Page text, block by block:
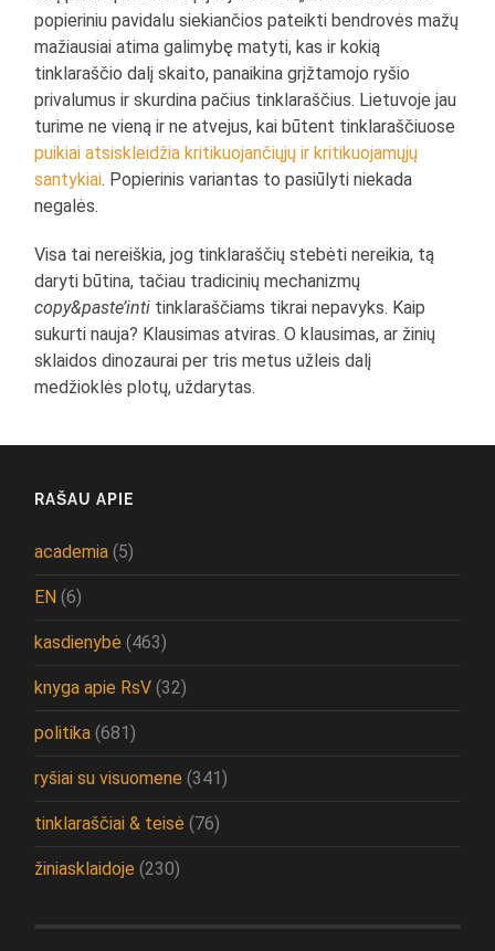
popieriniu pavidalu siekiančios pateikti bendrovės mažų
mažiausiai atima galimybę matyti, kas ir kokią
tinklaraščio dalį skaito, panaikina grįžtamojo ryšio
privalumus ir skurdina pačius tinklaraščius. Lietuvoje jau
turime ne vieną ir ne atvejus, kai būtent tinklaraščiuose
puikiai atsiskleidžia kritikuojančiųjų ir kritikuojamųjų
santykiai. Popierinis variantas to pasiūlyti niekada
negalės.
Visa tai nereiškia, jog tinklaraščių stebėti nereikia, tą
daryti būtina, tačiau tradicinių mechanizmų
copy&paste’inti tinklaraščiams tikrai nepavyks. Kaip
sukurti nauja? Klausimas atviras. O klausimas, ar žinių
sklaidos dinozaurai per tris metus užleis dalį
medžioklės plotų, uždarytas.
RAŠAU APIE
academia (5)
EN (6)
kasdienybė (463)
knyga apie RsV (32)
politika (681)
ryšiai su visuomene (341)
tinklaraščiai & teisė (76)
žiniasklaidoje (230)